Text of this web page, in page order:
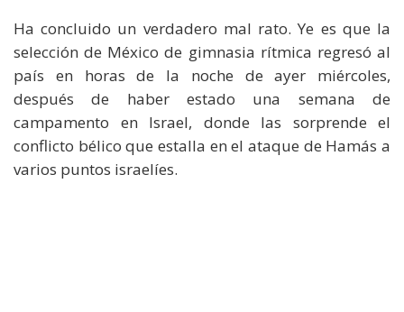
Ha concluido un verdadero mal rato. Ye es que la
selección de México de gimnasia rítmica regresó al
país en horas de la noche de ayer miércoles,
después de haber estado una semana de
campamento en Israel, donde las sorprende el
conflicto bélico que estalla en el ataque de Hamás a
varios puntos israelíes.